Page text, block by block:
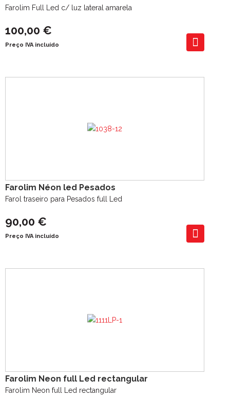
Farolim Full Led c/ luz lateral amarela
100,00 €
Preço IVA incluído
Farolim Néon led Pesados
Farol traseiro para Pesados full Led
90,00 €
Preço IVA incluído
Farolim Neon full Led rectangular
Farolim Neon full Led rectangular